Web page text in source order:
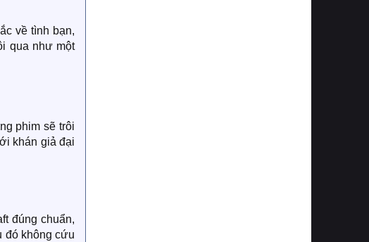
về tình bạn,
qua như một
phim sẽ trôi
khán giả đại
đúng chuẩn,
đó không cứu